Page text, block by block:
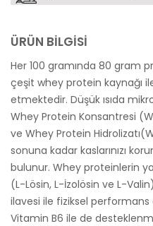
ÜRÜN BİLGİSİ
Her 100 gramında 80 gram
çeşit whey protein kaynağı
etmektedir. Düşük ısıda
Whey Protein Konsantresi
ve Whey Protein
sonuna kadar kaslarınızı
bulunur. Whey proteinlerin
(L-Lösin, L-İzolösin ve L-
ilavesi ile fiziksel performans
Vitamin B6 ile de